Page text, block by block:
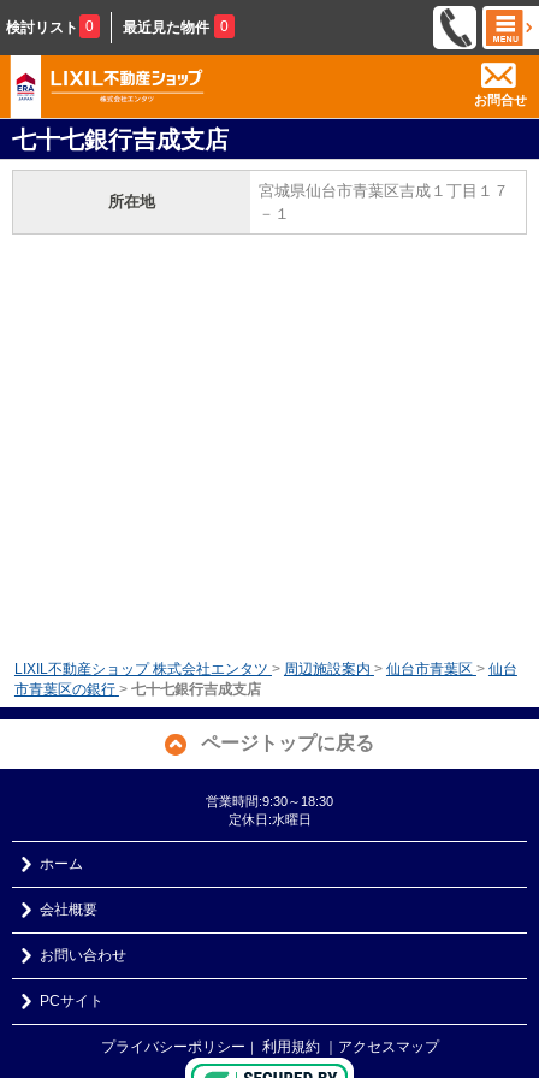
検討リスト 0 最近見た物件 0
お問合せ
七十七銀行吉成支店
所在地
宮城県仙台市青葉区吉成１丁目１７
－１
LIXIL不動産ショップ 株式会社エンタツ > 周辺施設案内 > 仙台市青葉区 > 仙台
市青葉区の銀行 > 七十七銀行吉成支店
ページトップに戻る
営業時間:9:30～18:30
定休日:水曜日
ホーム
会社概要
お問い合わせ
PCサイト
プライバシーポリシー ｜ 利用規約 ｜アクセスマップ